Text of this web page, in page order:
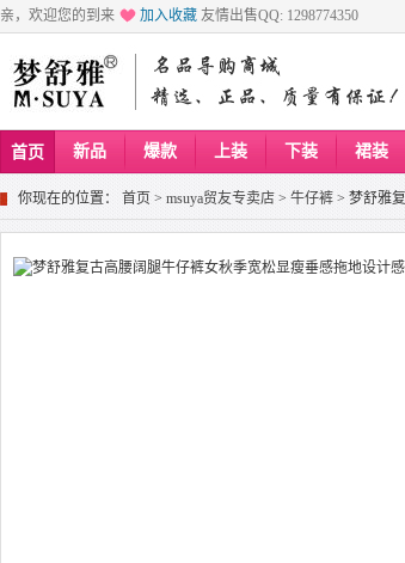
亲，欢迎您的到来 加入收藏 友情出售QQ: 1298774350
首页 新品 爆款 上装 下装 裙装
你现在的位置： 首页 > msuya贸友专卖店 > 牛仔裤 > 梦舒雅